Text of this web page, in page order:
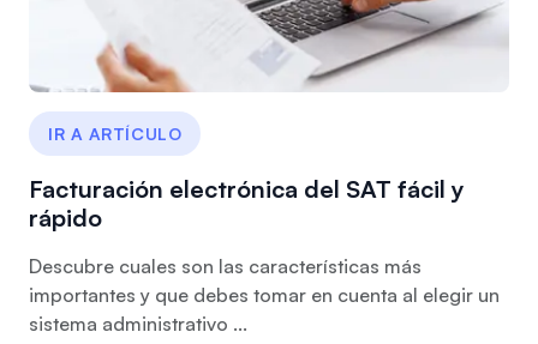
IR A ARTÍCULO
Facturación electrónica del SAT fácil y
rápido
Descubre cuales son las características más
importantes y que debes tomar en cuenta al elegir un
sistema administrativo ...